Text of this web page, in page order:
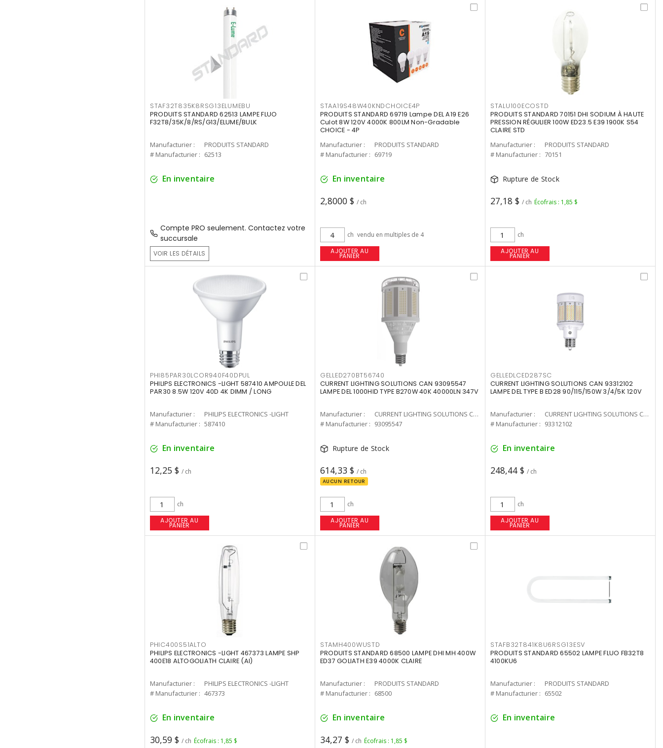
STAF32T835K8RSG13ELUMEBU
PRODUITS STANDARD 62513 LAMPE FLUO
F32T8/35K/8/RS/G13/ELUME/BULK
Manufacturier :
PRODUITS STANDARD
# Manufacturier : 62513
En inventaire
Compte PRO seulement. Contactez votre
succursale
VOIR LES DÉTAILS
STAA19S48W40KNDCHOICE4P
PRODUITS STANDARD 69719 Lampe DEL A19 E26
Culot 8W 120V 4000K 800LM Non-Gradable
CHOICE - 4P
Manufacturier :
PRODUITS STANDARD
# Manufacturier : 69719
En inventaire
2,8000 $ / ch
ch vendu en multiples de 4
AJOUTER AU
PANIER
STALU100ECOSTD
PRODUITS STANDARD 70151 DHI SODIUM À HAUTE
PRESSION RÉGULIER 100W ED23.5 E39 1900K S54
CLAIRE STD
Manufacturier :
PRODUITS STANDARD
# Manufacturier : 70151
Rupture de Stock
27,18 $ / ch Écofrais : 1,85 $
ch
AJOUTER AU
PANIER
PHI85PAR30LCOR940F40DPUL
PHILIPS ELECTRONICS -LIGHT 587410 AMPOULE DEL
PAR30 8.5W 120V 40D 4K DIMM / LONG
Manufacturier :
PHILIPS ELECTRONICS -LIGHT
# Manufacturier : 587410
En inventaire
12,25 $ / ch
ch
AJOUTER AU
PANIER
GELLED270BT56740
CURRENT LIGHTING SOLUTIONS CAN 93095547
LAMPE DEL 1000HID TYPE B270W 40K 40000LN 347V
Manufacturier :
CURRENT LIGHTING SOLUTIONS CAN
# Manufacturier : 93095547
Rupture de Stock
614,33 $ / ch
AUCUN RETOUR
ch
AJOUTER AU
PANIER
GELLEDLCED287SC
CURRENT LIGHTING SOLUTIONS CAN 93312102
LAMPE DEL TYPE B ED28 90/115/150W 3/4/5K 120V
Manufacturier :
CURRENT LIGHTING SOLUTIONS CAN
# Manufacturier : 93312102
En inventaire
248,44 $ / ch
ch
AJOUTER AU
PANIER
PHIC400S51ALTO
PHILIPS ELECTRONICS -LIGHT 467373 LAMPE SHP
400E18 ALTOGOLIATH CLAIRE (AI)
Manufacturier :
PHILIPS ELECTRONICS -LIGHT
# Manufacturier : 467373
En inventaire
30,59 $ / ch Écofrais : 1,85 $
STAMH400WUSTD
PRODUITS STANDARD 68500 LAMPE DHI MH 400W
ED37 GOLIATH E39 4000K CLAIRE
Manufacturier :
PRODUITS STANDARD
# Manufacturier : 68500
En inventaire
34,27 $ / ch Écofrais : 1,85 $
STAFB32T841K8U6RSG13ESV
PRODUITS STANDARD 65502 LAMPE FLUO FB32T8
4100KU6
Manufacturier :
PRODUITS STANDARD
# Manufacturier : 65502
En inventaire